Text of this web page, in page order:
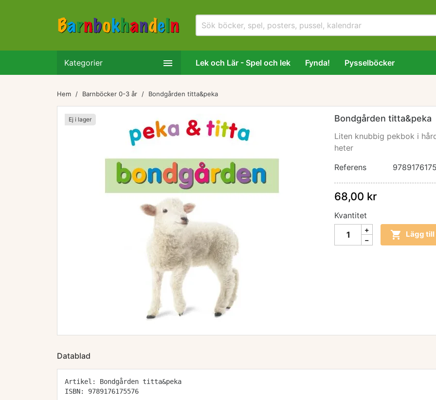
Kategorier  Lek och Lär - Spel och lek Fynda! Pysselböcker
Hem Barnböcker 0-3 år Bondgården titta&peka
Ej i lager Bondgården titta&peka
Liten knubbig pekbok i
heter
Referens
68,00 kr
Kvantitet
 Lägg
Datablad
Artikel: Bondgården titta&peka
ISBN: 9789176175576